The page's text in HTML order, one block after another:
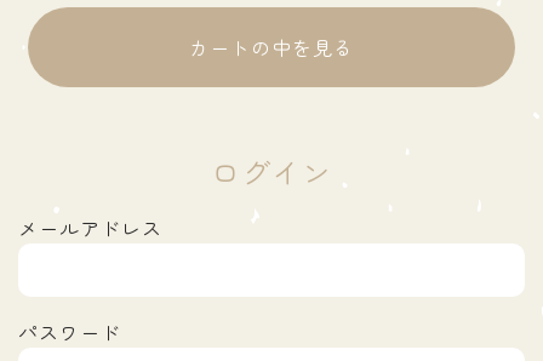
カートの中を見る
ログイン
メールアドレス
パスワード